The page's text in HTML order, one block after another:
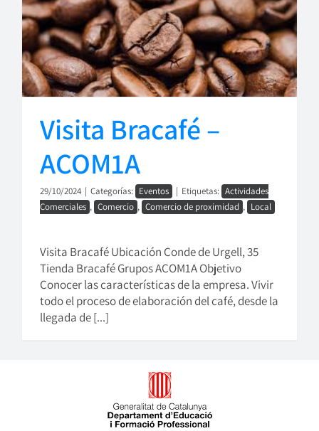
Visita Bracafé –
ACOM1A
29/10/2024 | Categorías: Eventos | Etiquetas: Actividades
Comerciales , Comercio , Comercio de proximidad , Local
Visita Bracafé Ubicación Conde de Urgell, 35
Tienda Bracafé Grupos ACOM1A Objetivo
Conocer las características de la empresa. Vivir
todo el proceso de elaboración del café, desde la
llegada de [...]